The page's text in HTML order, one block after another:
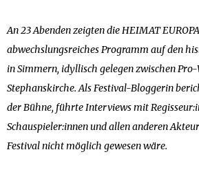
An 23 Abenden zeigten die HEIMAT
abwechslungsreiches Programm auf den
in Simmern, idyllisch gelegen zwischen
Stephanskirche. Als Festival-Bloggerin
der Bühne, führte Interviews mit
Schauspieler:innen und allen anderen
Festival nicht möglich gewesen wäre.